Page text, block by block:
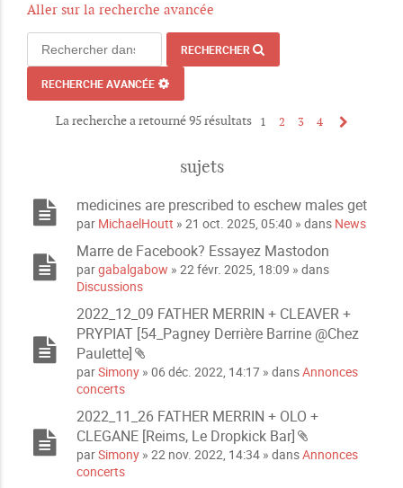
Aller sur la recherche avancée
RECHERCHER
RECHERCHE AVANCÉE
La recherche a retourné 95 résultats 1 2 3 4
sujets
medicines are prescribed to eschew males get
par MichaelHoutt » 21 oct. 2025, 05:40 » dans News
Marre de Facebook? Essayez Mastodon
pargabalgabow » 22 févr. 2025, 18:09 » dans
Discussions
2022_12_09 FATHER MERRIN + CLEAVER +
PRYPIAT [54_Pagney Derrière Barrine @Chez
Paulette]
P
i
c
e
s
parSimony » 06 déc. 2022, 14:17 » dansAnnonces
concerts
2022_11_26 FATHER MERRIN + OLO +
CLEGANE [Reims, Le Dropkick Bar]
P
parSimony » 22 nov. 2022, 14:34 » dansAnnonces
concerts